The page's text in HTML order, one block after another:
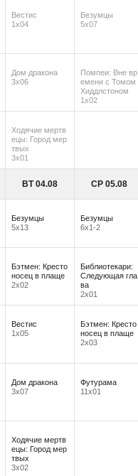
Вестис
1х04
Безумцы
5х07
Дом дракона
3х06
Помпеи: Вне вр
емени с Томом
Хиддлстоном
1х02
Ходячие мертв
ецы: Город мер
твых
3х01
ВТ 04.08 СР 05.08
Безумцы
5х13
Безумцы
6х1-2
Бэтмен: Кресто
носец в плаще
2х02
Библиотекари:
Следующая гла
ва
2х01
Вестис
1х05
Бэтмен: Кресто
носец в плаще
2х03
Дом дракона
3х07
Футурама
11х01
Ходячие мертв
ецы: Город мер
твых
3х02